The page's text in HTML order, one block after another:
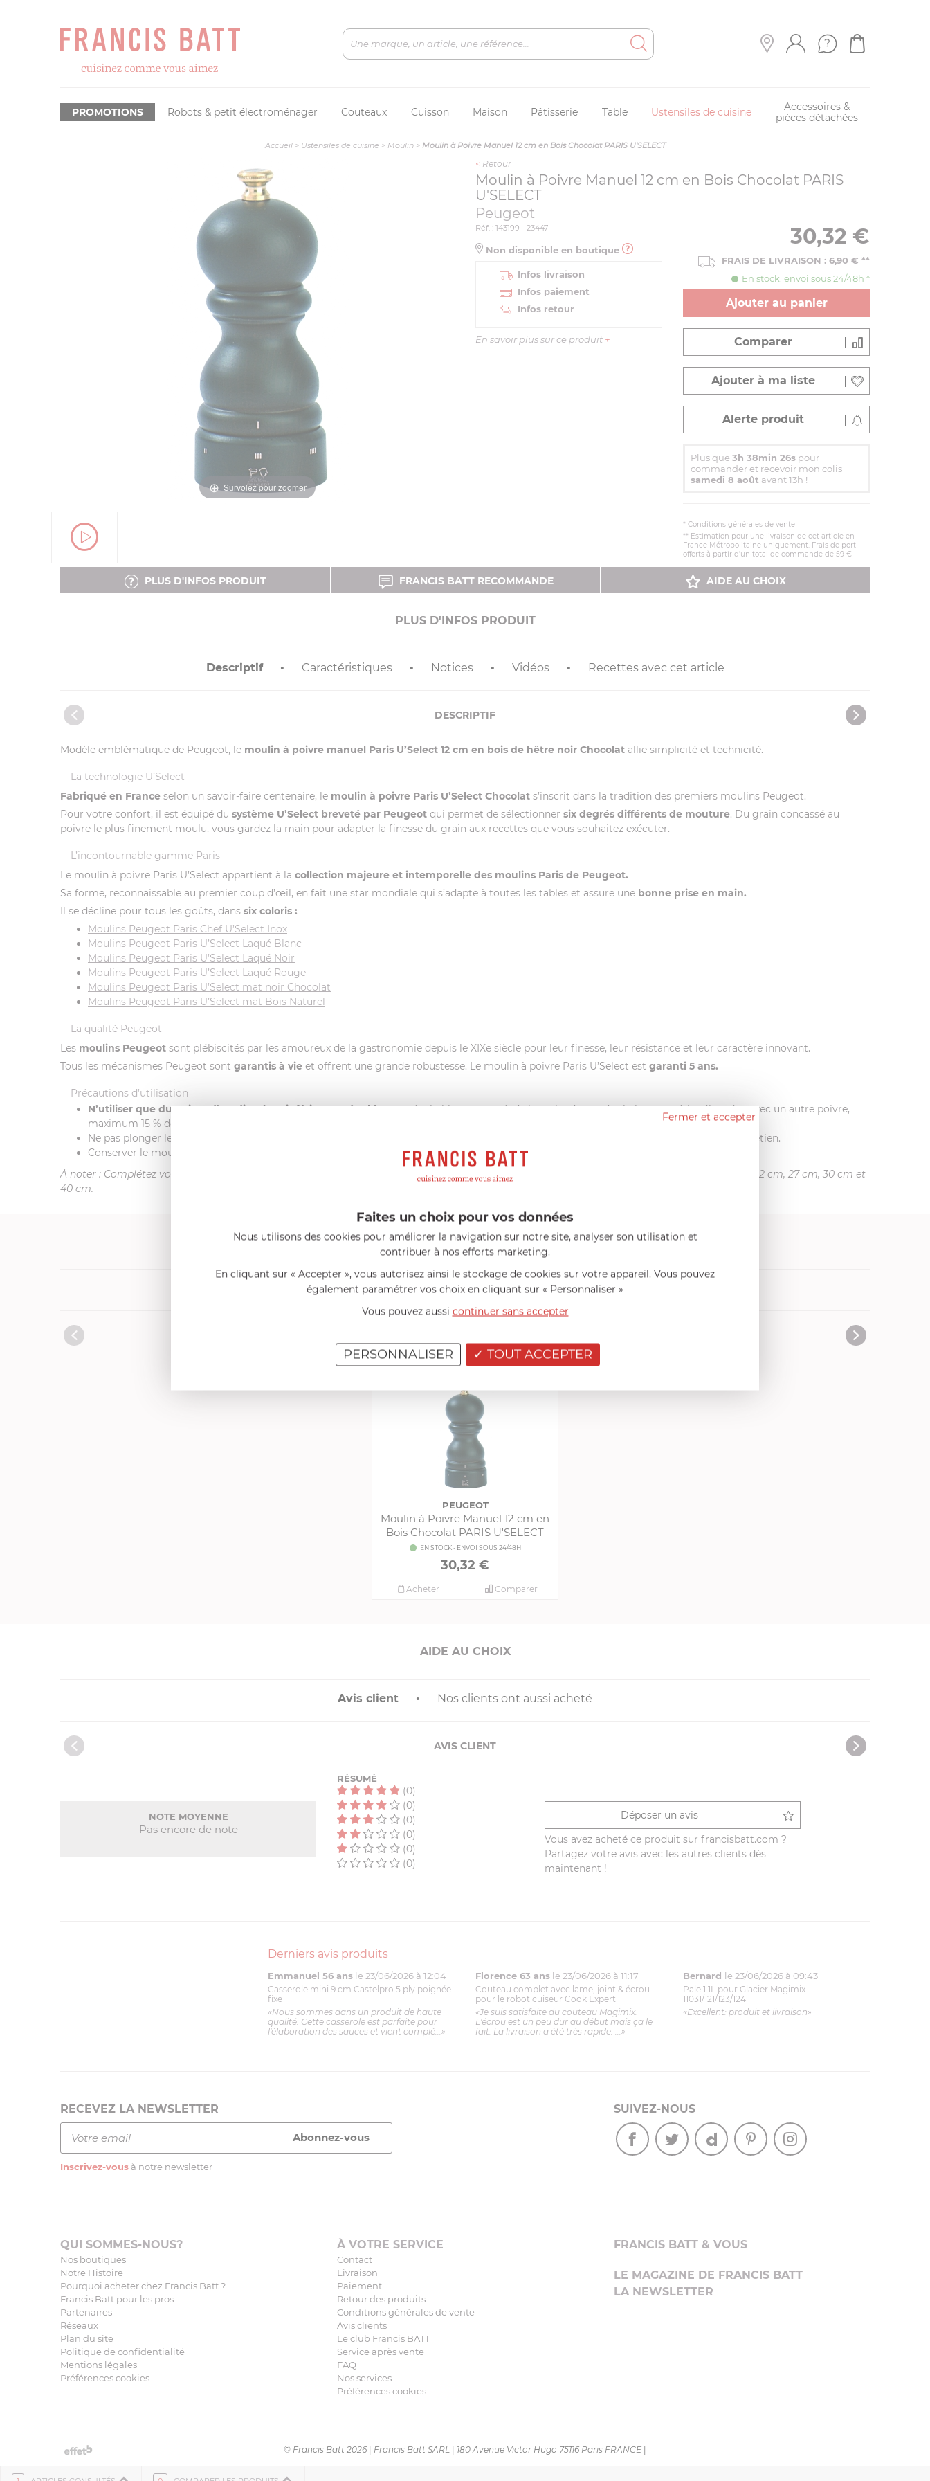
Robots & petit électroménager Couteaux Cuisson Maison Pâtisserie Table Ustensiles de cuisine
Accessoires &
pièces détachées
PROMOTIONS
Accueil> Ustensiles de cuisine > Moulin> Moulin à Poivre Manuel 12 cm en Bois Chocolat PARIS U'SELECT
Survolez pour zoomer
< Retour
Moulin à Poivre Manuel 12 cm en Bois Chocolat PARIS
U'SELECT
Peugeot
30,32 €
FRAIS DE LIVRAISON : 6,90 € **
En stock. envoi sous 24/48h *
Ajouter au panier
Comparer
Ajouter à ma liste
Alerte produit
Plus que 3h 38min 25s pour
commander et recevoir mon colis
samedi 8 août avant 13h !
* Conditions générales de vente
** Estimation pour une livraison de cet article en
France Métropolitaine uniquement. Frais de port
offerts à partir d'un total de commande de 59 €
Réf. : 143199 - 23447
Non disponible en boutique
Infos livraison
Infos paiement
Infos retour
En savoir plus sur ce produit +
PLUS D'INFOS PRODUIT FRANCIS BATT RECOMMANDE AIDE AU CHOIX
PLUS D'INFOS PRODUIT
Descriptif Caractéristiques Notices Vidéos Recettes avec cet article
DESCRIPTIF
Modèle emblématique de Peugeot, le moulin à poivre manuel Paris U’Select 12 cm en bois de hêtre noir Chocolat allie simplicité et technicité.
La technologie U’Select
Fabriqué en France selon un savoir-faire centenaire, le moulin à poivre Paris U’Select Chocolat s’inscrit dans la tradition des premiers moulins Peugeot.
Pour votre confort, il est équipé du système U’Select breveté par Peugeot qui permet de sélectionner six degrés différents de mouture. Du grain concassé au
poivre le plus finement moulu, vous gardez la main pour adapter la finesse du grain aux recettes que vous souhaitez exécuter.
L’incontournable gamme Paris
Le moulin à poivre Paris U’Select appartient à la collection majeure et intemporelle des moulins Paris de Peugeot.
Sa forme, reconnaissable au premier coup d’œil, en fait une star mondiale qui s’adapte à toutes les tables et assure une bonne prise en main.
Il se décline pour tous les goûts, dans six coloris :
Moulins Peugeot Paris Chef U’Select Inox
Moulins Peugeot Paris U’Select Laqué Blanc
Moulins Peugeot Paris U’Select Laqué Noir
Moulins Peugeot Paris U’Select Laqué Rouge
Moulins Peugeot Paris U’Select mat noir Chocolat
Moulins Peugeot Paris U’Select mat Bois Naturel
La qualité Peugeot
Les moulins Peugeot sont plébiscités par les amoureux de la gastronomie depuis le XIXe siècle pour leur finesse, leur résistance et leur caractère innovant.
Tous les mécanismes Peugeot sont garantis à vie et offrent une grande robustesse. Le moulin à poivre Paris U’Select est garanti 5 ans.
Précautions d’utilisation
N’utiliser que du poivre d’un diamètre inférieur ou égal à 5 mm(noir, blanc ou vert), de la coriandre ou des baies roses (si mélangées avec un autre poivre,
maximum 15 % de baies roses dans le mélange).
Ne pas plonger le moulin dans l’eau et ne pas utiliser de produits détergents pour le laver. Un chiffon légèrement humide suffit à son entretien.
Conserver le moulin rempli de poivre à l'abri de la chaleur, de l'humidité et du gel.
À noter : Complétez votre moulin à poivre Paris U’Select en bois Chocolat avec le moulin à sel Paris U’Select coordonné. Existe en taille 18 cm, 22 cm, 27 cm, 30 cm et
40 cm.
FRANCIS BATT RECOMMANDE
Autres références Collection "Moulins Manuels"
PEUGEOT
Moulin à Poivre Manuel 12 cm en
Bois Chocolat PARIS U'SELECT
EN STOCK - ENVOI SOUS 24/48H
30,32 €
Comparer
Acheter
AIDE AU CHOIX
Avis client Nos clients ont aussi acheté
AVIS CLIENT
NOTE MOYENNE
Pas encore de note
RÉSUMÉ
(0)
(0)
(0)
(0)
(0)
(0)
Déposer un avis
Vous avez acheté ce produit sur francisbatt.com ?
Partagez votre avis avec les autres clients dès
maintenant !
Derniers avis produits
Emmanuel 56 ans le 23/06/2026 à 12:04
Casserole mini 9 cm Castelpro 5 ply poignée
fixe
«Nous sommes dans un produit de haute
qualité. Cette casserole est parfaite pour
l'élaboration des sauces et vient complé...»
Florence 63 ans le 23/06/2026 à 11:17
Couteau complet avec lame, joint & écrou
pour le robot cuiseur Cook Expert
«Je suis satisfaite du couteau Magimix.
L'écrou est un peu dur au début mais ça le
fait. La livraison a été très rapide. ...»
Bernard le 23/06/2026 à 09:43
Pale 1.1L pour Glacier Magimix
11031/121/123/124
«Excellent: produit et livraison»
RECEVEZ LA NEWSLETTER
Inscrivez-vous à notre newsletter
SUIVEZ-NOUS
QUI SOMMES-NOUS?
Nos boutiques
Notre Histoire
Pourquoi acheter chez Francis Batt ?
Francis Batt pour les pros
Partenaires
Réseaux
Plan du site
Politique de confidentialité
Mentions légales
Préférences cookies
À VOTRE SERVICE
Contact
Livraison
Paiement
Retour des produits
Conditions générales de vente
Avis clients
Le club Francis BATT
Service après vente
FAQ
Nos services
Préférences cookies
FRANCIS BATT & VOUS
LE MAGAZINE DE FRANCIS BATT
LA NEWSLETTER
© Francis Batt 2026 | Francis Batt SARL | 180 Avenue Victor Hugo 75116 Paris FRANCE |
Fermer et accepter
Faites un choix pour vos données
Nous utilisons des cookies pour améliorer la navigation sur notre site, analyser son utilisation et
contribuer à nos efforts marketing.
En cliquant sur « Accepter », vous autorisez ainsi le stockage de cookies sur votre appareil. Vous pouvez
également paramétrer vos choix en cliquant sur « Personnaliser »
Vous pouvez aussi continuer sans accepter
TOUT ACCEPTER
PERSONNALISER